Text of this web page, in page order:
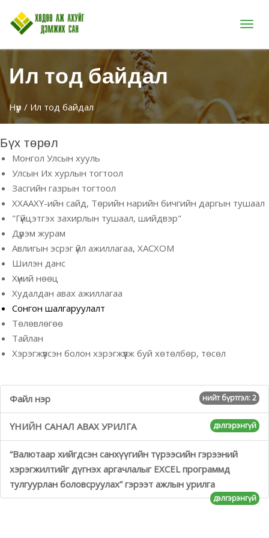
Цэс
Ил тод байдал
Нүүр / Ил тод байдал
Бүх төрөл
Монгол Улсын хууль
Улсын Их хурлын тогтоол
Засгийн газрын тогтоол
ХХААХҮ-ийн сайд, Төрийн нарийн бичгийн даргын тушаал
"Гүйцэтгэх захирлын тушаал, шийдвэр"
Дүрэм журам
Авлигын эсрэг үйл ажиллагаа, ХАСХОМ
Шилэн данс
Хүний нөөц
Худалдан авах ажиллагаа
Сонгон шалгаруулалт
Төлөвлөгөө
Тайлан
Хэрэгжүүлсэн болон хэрэгжүүлж буй хөтөлбөр, төсөл
Файл нэр нийт бүртгэл: 2
ҮНИЙН САНАЛ АВАХ УРИЛГА дэлгэрэнгүй
“Валютаар хийгдсэн санхүүгийн түрээсийн гэрээний
хэрэгжилтийг дүгнэх аргачлалыг ЕХCEL программд
тулгуурлан боловсруулах” гэрээт ажлын урилга
дэлгэрэнгүй